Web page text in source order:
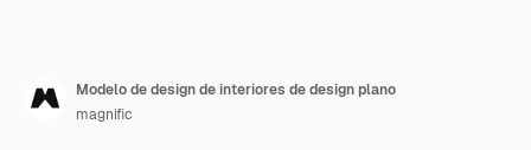
Modelo de design de interiores de design plano
magnific